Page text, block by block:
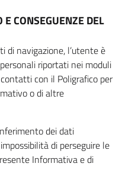
CONSEGUENZE DEL
di navigazione, l’utente è
riportati nei moduli
con il Poligrafico per
o di altre
dei dati
di perseguire le
Informativa e di